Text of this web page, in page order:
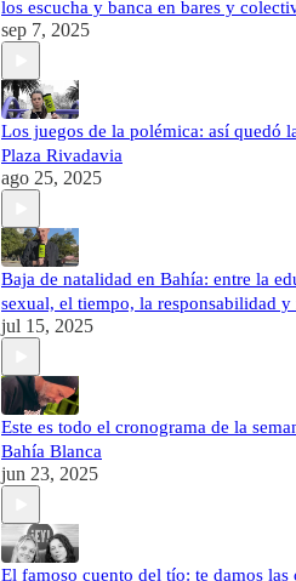
los escucha y banca en bares y
sep 7, 2025
Los juegos de la polémica: así quedó
Plaza Rivadavia
ago 25, 2025
Baja de natalidad en Bahía: entre la
sexual, el tiempo, la responsabilidad y
jul 15, 2025
Este es todo el cronograma de la
Bahía Blanca
jun 23, 2025
El famoso cuento del tío: te damos las